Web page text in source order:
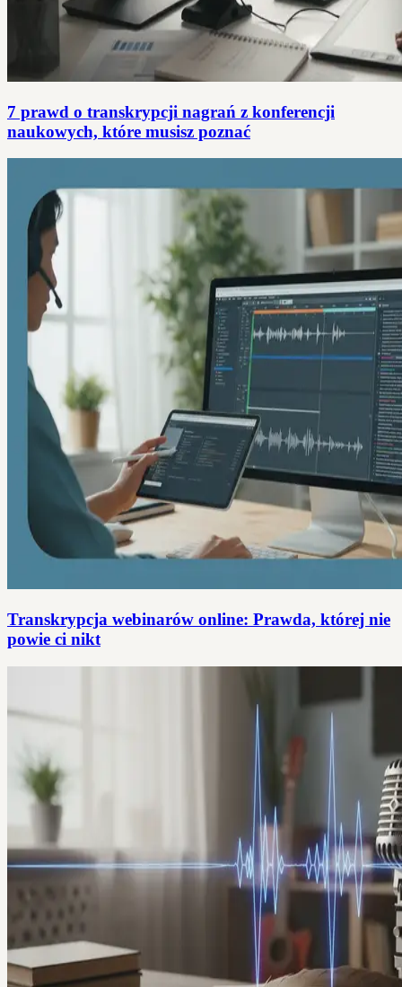
7 prawd o transkrypcji nagrań z konferencji
naukowych, które musisz poznać
Transkrypcja webinarów online: Prawda, której nie
powie ci nikt